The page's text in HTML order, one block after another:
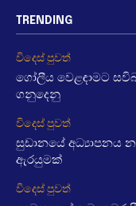
TRENDING
විදෙස් පුවත්
ගෝලීය වෙළඳාමට
ගනුදෙනු
විදෙස් පුවත්
සුඩානයේ අධ්‍යාපනය
ඇරයුමක්
විදෙස් පුවත්